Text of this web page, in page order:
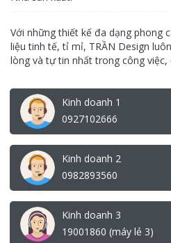
Với những thiết kế đa dạng phong
liệu tinh tế, tỉ mỉ, TRẦN Design
lòng và tự tin nhất trong công việc,
Kinh doanh 1
0927102666
Kinh doanh 2
0982893560
Kinh doanh 3
19001860 (máy lẻ 3)